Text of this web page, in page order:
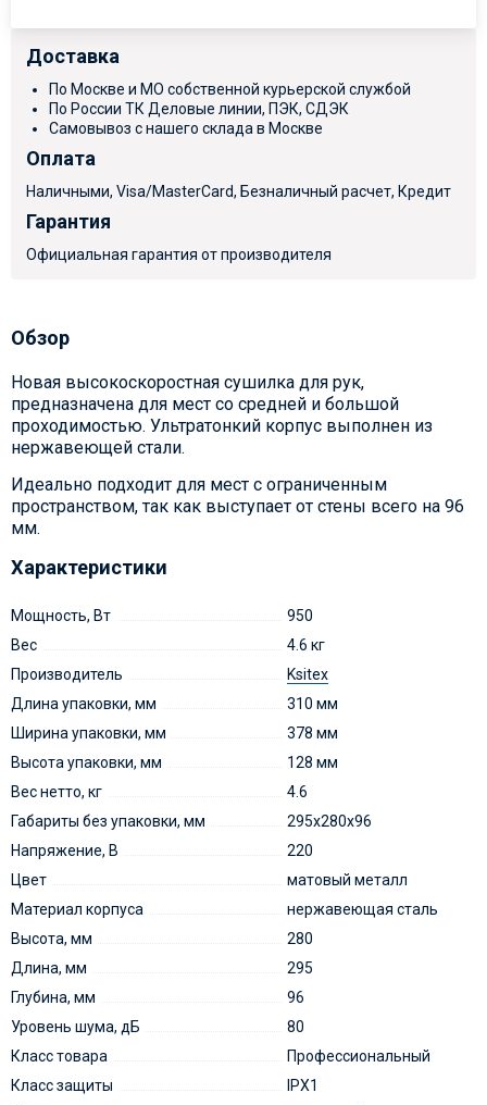
Доставка
По Москве и МО собственной курьерской службой
По России ТК Деловые линии, ПЭК, СДЭК
Самовывоз с нашего склада в Москве
Оплата
Наличными, Visa/MasterCard, Безналичный расчет, Кредит
Гарантия
Официальная гарантия от производителя
Обзор
Новая высокоскоростная сушилка для рук,
предназначена для мест со средней и большой
проходимостью. Ультратонкий корпус выполнен из
нержавеющей стали.
Идеально подходит для мест с ограниченным
пространством, так как выступает от стены всего на 96
мм.
Характеристики
Мощность, Вт
950
Вес
4.6 кг
Производитель
Ksitex
Длина упаковки, мм
310 мм
Ширина упаковки, мм
378 мм
Высота упаковки, мм
128 мм
Вес нетто, кг
4.6
Габариты без упаковки, мм
295х280х96
Напряжение, В
220
Цвет
матовый металл
Материал корпуса
нержавеющая сталь
Высота, мм
280
Длина, мм
295
Глубина, мм
96
Уровень шума, дБ
80
Класс товара
Профессиональный
Класс защиты
IPX1